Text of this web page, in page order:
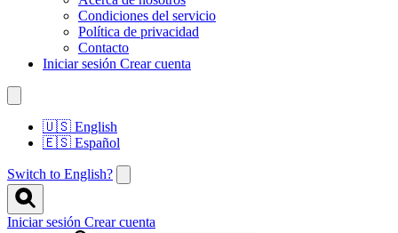
Condiciones del servicio
Política de privacidad
Contacto
Iniciar sesión Crear cuenta
🇺🇸 English
🇪🇸 Español
Switch to English?
Iniciar sesión Crear cuenta